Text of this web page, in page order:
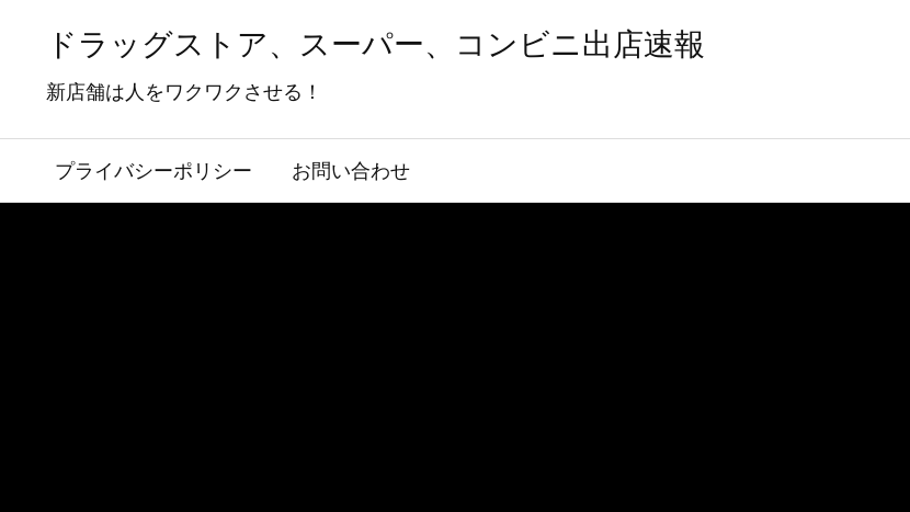
ドラッグストア、スーパー、コンビニ出店速報
新店舗は人をワクワクさせる！
プライバシーポリシー お問い合わせ